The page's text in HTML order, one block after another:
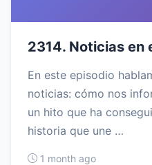
2314. Noticias en
En este episodio
noticias: cómo nos
un hito que ha
historia que une …
1 month ago